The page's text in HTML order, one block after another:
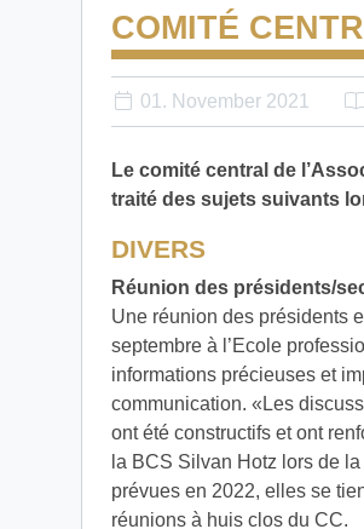
COMITÉ
01. November 2021
Le comité central de
traité des sujets suivants
DIVERS
Réunion des présidents/
Une réunion des présidents
septembre à l’Ecole
informations précieuses et
communication. «Les
ont été constructifs et ont
la BCS Silvan Hotz lors de
prévues en 2022, elles se
réunions à huis clos du CC.